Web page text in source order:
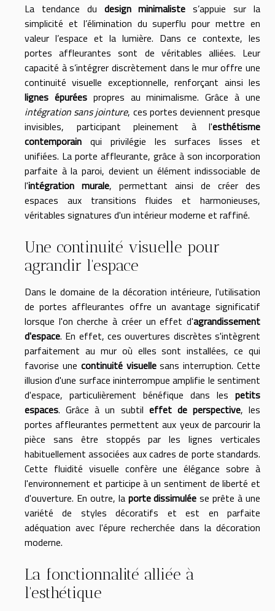
La tendance du design minimaliste s’appuie sur la
simplicité et l’élimination du superflu pour mettre en
valeur l’espace et la lumière. Dans ce contexte, les
portes affleurantes sont de véritables alliées. Leur
capacité à s’intégrer discrètement dans le mur offre une
continuité visuelle exceptionnelle, renforçant ainsi les
lignes épuréespropres au minimalisme. Grâce à une
intégration sans jointure, ces portes deviennent presque
invisibles, participant pleinement à l'esthétisme
contemporain qui privilégie les surfaces lisses et
unifiées. La porte affleurante, grâce à son incorporation
parfaite à la paroi, devient un élément indissociable de
l'intégration murale, permettant ainsi de créer des
espaces aux transitions fluides et harmonieuses,
véritables signatures d'un intérieur moderne et raffiné.
Une continuité visuelle pour
agrandir l'espace
Dans le domaine de la décoration intérieure, l'utilisation
de portes affleurantes offre un avantage significatif
lorsque l'on cherche à créer un effet d'agrandissement
d'espace. En effet, ces ouvertures discrètes s'intègrent
parfaitement au mur où elles sont installées, ce qui
favorise une continuité visuellesans interruption. Cette
illusion d'une surface ininterrompue amplifie le sentiment
d'espace, particulièrement bénéfique dans les petits
espaces. Grâce à un subtil effet de perspective, les
portes affleurantes permettent aux yeux de parcourir la
pièce sans être stoppés par les lignes verticales
habituellement associées aux cadres de porte standards.
Cette fluidité visuelle confère une élégance sobre à
l'environnement et participe à un sentiment de liberté et
d'ouverture. En outre, la porte dissimulée se prête à une
variété de styles décoratifs et est en parfaite
adéquation avec l'épure recherchée dans la décoration
moderne.
La fonctionnalité alliée à
l'esthétique